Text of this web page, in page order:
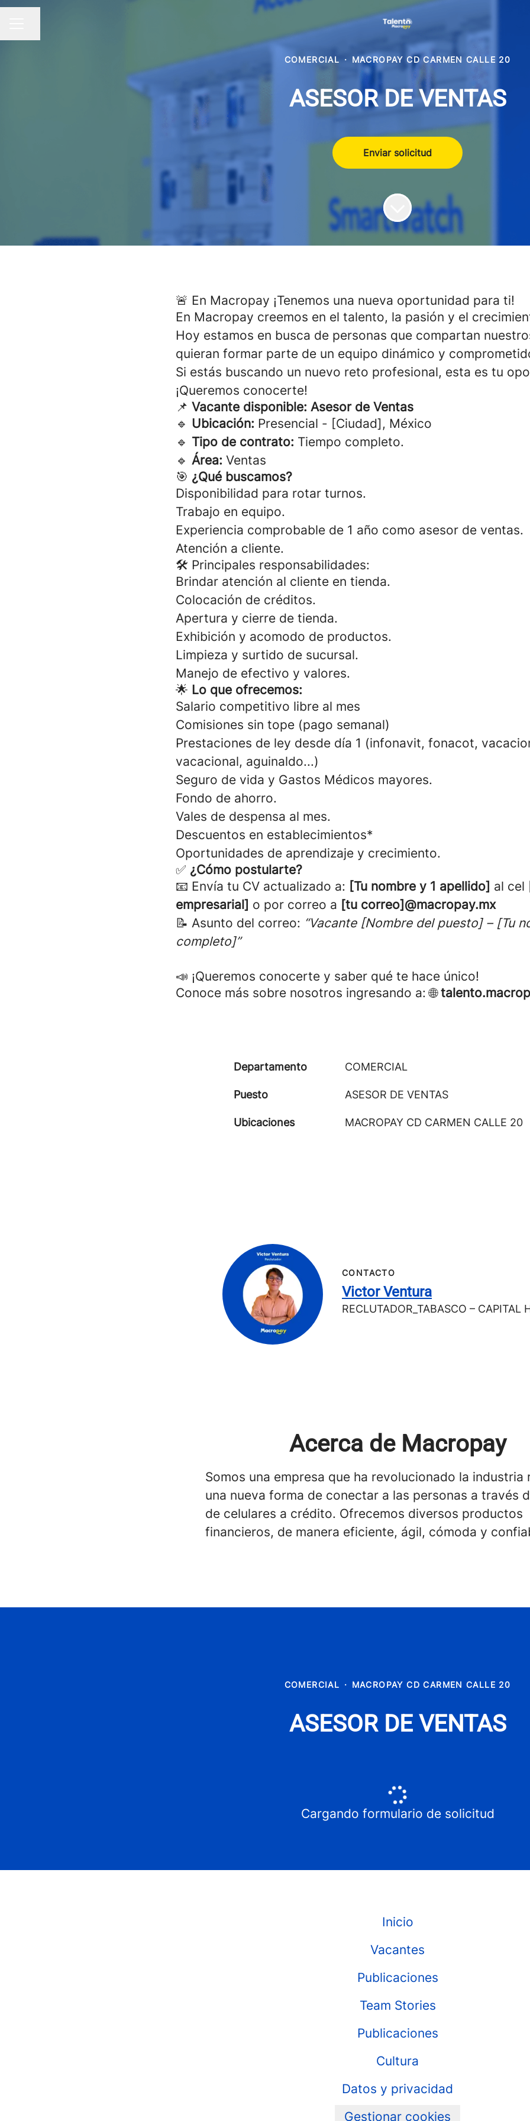
COMERCIAL · MACROPAY CD CARMEN CALLE 20
ASESOR DE VENTAS
Enviar solicitud
🚨 En Macropay ¡Tenemos una nueva oportunidad para ti!
En Macropay creemos en el talento, la pasión y el
Hoy estamos en busca de personas que compartan
quieran formar parte de un equipo dinámico y
Si estás buscando un nuevo reto profesional, esta es tu
¡Queremos conocerte!
📌 Vacante disponible: Asesor de Ventas
🔹 Ubicación: Presencial - [Ciudad], México
🔹 Tipo de contrato: Tiempo completo.
🔹 Área: Ventas
🎯 ¿Qué buscamos?
Disponibilidad para rotar turnos.
Trabajo en equipo.
Experiencia comprobable de 1 año como asesor de ventas.
Atención a cliente.
🛠 Principales responsabilidades:
Brindar atención al cliente en tienda.
Colocación de créditos.
Apertura y cierre de tienda.
Exhibición y acomodo de productos.
Limpieza y surtido de sucursal.
Manejo de efectivo y valores.
🌟 Lo que ofrecemos:
Salario competitivo libre al mes
Comisiones sin tope (pago semanal)
Prestaciones de ley desde día 1 (infonavit, fonacot,
vacacional, aguinaldo...)
Seguro de vida y Gastos Médicos mayores.
Fondo de ahorro.
Vales de despensa al mes.
Descuentos en establecimientos*
Oportunidades de aprendizaje y crecimiento.
✅ ¿Cómo postularte?
📧 Envía tu CV actualizado a: [Tu nombre y 1 apellido] al cel
empresarial] o por correo a [tu correo]@macropay.mx
📝 Asunto del correo: “Vacante [Nombre del puesto] – [Tu
completo]”
📣 ¡Queremos conocerte y saber qué te hace único!
Conoce más sobre nosotros ingresando a: 🌐
Departamento COMERCIAL
Puesto ASESOR DE VENTAS
Ubicaciones MACROPAY CD CARMEN CALLE 20
CONTACTO
Victor Ventura
RECLUTADOR_TABASCO – CAPITAL
Acerca de Macropay
Somos una empresa que ha revolucionado la industria
una nueva forma de conectar a las personas a través
de celulares a crédito. Ofrecemos diversos productos
financieros, de manera eficiente, ágil, cómoda y
COMERCIAL · MACROPAY CD CARMEN CALLE 20
ASESOR DE VENTAS
Cargando formulario de solicitud
Inicio
Vacantes
Publicaciones
Team Stories
Publicaciones
Cultura
Datos y privacidad
Gestionar cookies